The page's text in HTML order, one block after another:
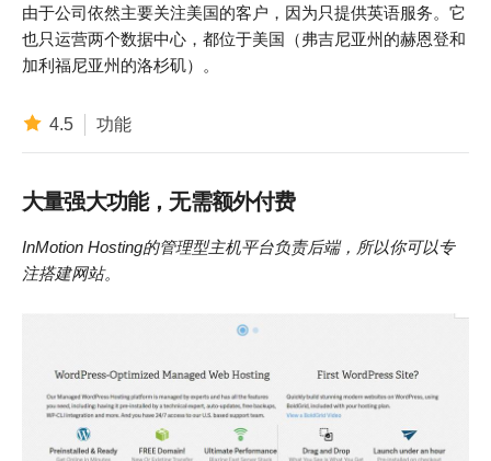
由于公司依然主要关注美国的客户，因为只提供英语服务。它
也只运营两个数据中心，都位于美国（弗吉尼亚州的赫恩登和
加利福尼亚州的洛杉矶）。
4.5 功能
大量强大功能，无需额外付费
InMotion Hosting的管理型主机平台负责后端，所以你可以专
注搭建网站。